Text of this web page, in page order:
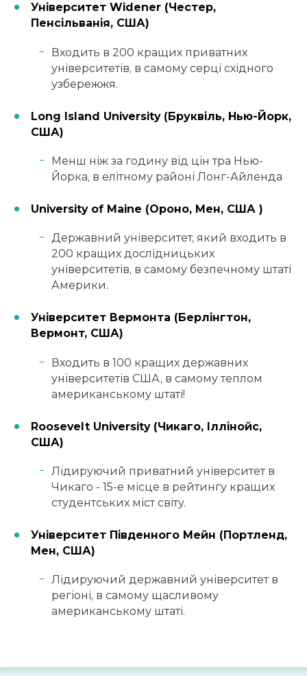
Університет Widener (Честер,
Пенсільванія, США)
Входить в 200 кращих приватних
університетів, в самому серці східного
узбережжя.
Long Island University (Бруквіль, Нью-Йорк,
США)
Менш ніж за годину від цін тра Нью-
Йорка, в елітному районі Лонг-Айленда
University of Maine (Ороно, Мен, США )
Державний університет, який входить в
200 кращих дослідницьких
університетів, в самому безпечному штаті
Америки.
Університет Вермонта (Берлінгтон,
Вермонт, США)
Входить в 100 кращих державних
університетів США, в самому теплом
американському штаті!
Roosevelt University (Чикаго, Іллінойс,
США)
Лідируючий приватний університет в
Чикаго - 15-е місце в рейтингу кращих
студентських міст світу.
Університет Південного Мейн (Портленд,
Мен, США)
Лідируючий державний університет в
регіоні, в самому щасливому
американському штаті.